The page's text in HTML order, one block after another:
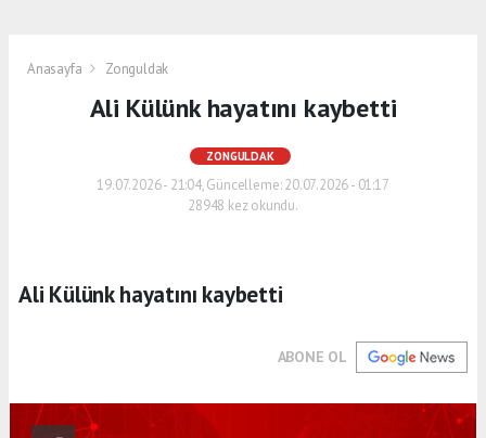
Anasayfa Zonguldak
Ali Külünk hayatını kaybetti
ZONGULDAK
19.07.2026 - 21:04, Güncelleme: 20.07.2026 - 01:17
28948 kez okundu.
Ali Külünk hayatını kaybetti
ABONE OL